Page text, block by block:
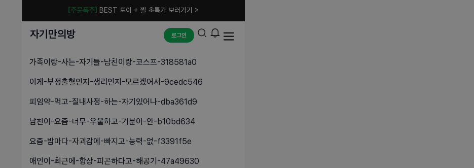
[주문폭주] BEST 토이 + 젤 초특가 보러가기 >
자기만의방 로그인
가족이랑-사는-자기들-남친이랑-코스프-318581a0
이게-부정출혈인지-생리인지-모르겠어서-9cedc546
피임약-먹고-질내사정-하는-자기있어나-dba361d9
남친이-요즘-너무-우울하고-기분이-안-b10bd634
요즘-밤마다-자괴감에-빠지고-능력-없-f3391f5e
애인이-최근에-항상-피곤하다고-해공기-47a49630